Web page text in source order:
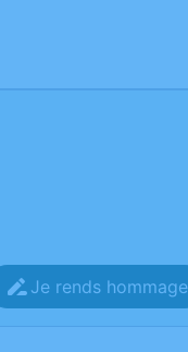
Je rends hommage